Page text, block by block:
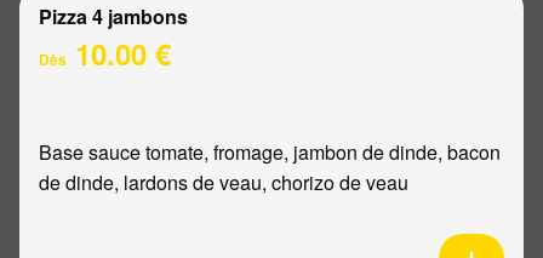
Pizza 4 jambons
Dès 10.00 €
Base sauce tomate, fromage, jambon de dinde, bacon
de dinde, lardons de veau, chorizo de veau